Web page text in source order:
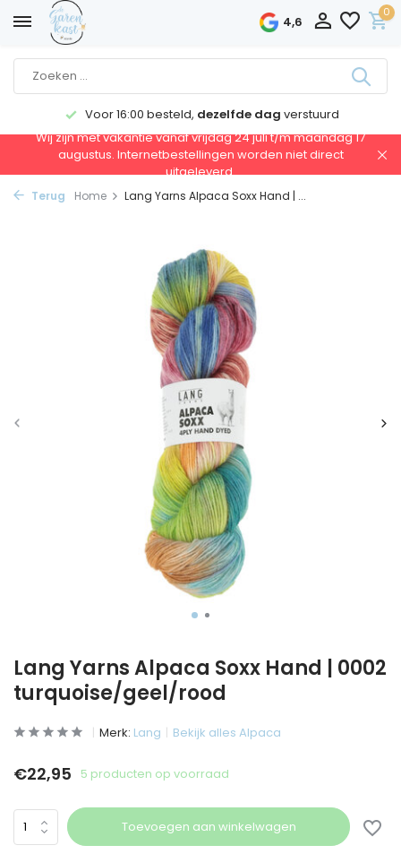
4,6
0
Voor 16:00 besteld, dezelfde dag verstuurd
Wij zijn met vakantie vanaf vrijdag 24 juli t/m maandag 17
augustus. Internetbestellingen worden niet direct
uitgeleverd.
Terug Home Lang Yarns Alpaca Soxx Hand | ...
Lang Yarns Alpaca Soxx Hand | 0002
turquoise/geel/rood
Merk: Lang Bekijk alles Alpaca
€22,95 5 producten op voorraad
Toevoegen aan winkelwagen